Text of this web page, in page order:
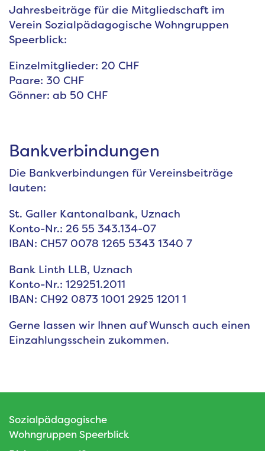
Jahresbeiträge für die Mitgliedschaft im
Verein Sozialpädagogische Wohngruppen
Speerblick:
Einzelmitglieder: 20 CHF
Paare: 30 CHF
Gönner: ab 50 CHF
Bankverbindungen
Die Bankverbindungen für Vereinsbeiträge
lauten:
St. Galler Kantonalbank, Uznach
Konto-Nr.: 26 55 343.134-07
IBAN: CH57 0078 1265 5343 1340 7
Bank Linth LLB, Uznach
Konto-Nr.: 129251.2011
IBAN: CH92 0873 1001 2925 1201 1
Gerne lassen wir Ihnen auf Wunsch auch einen
Einzahlungsschein zukommen.
Sozialpädagogische
Wohngruppen Speerblick